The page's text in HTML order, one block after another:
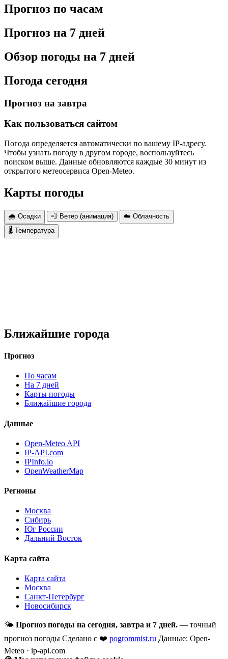
Прогноз по часам
Прогноз на 7 дней
Обзор погоды на 7 дней
Погода сегодня
Прогноз на завтра
Как пользоваться сайтом
Погода определяется автоматически по вашему IP-адресу.
Чтобы узнать погоду в другом городе, воспользуйтесь
поиском выше. Данные обновляются каждые 30 минут из
открытого метеосервиса Open-Meteo.
Карты погоды
🌧 Осадки 💨 Ветер (анимация)
☁️ Облачность
🌡 Температура
Ближайшие города
Прогноз
По часам
На 7 дней
Карты погоды
Ближайшие города
Данные
Open-Meteo API
IP-API.com
IPInfo.io
OpenWeatherMap
Регионы
Москва
Сибирь
Юг России
Дальний Восток
Карта сайта
Карта сайта
Москва
Санкт-Петербург
Новосибирск
🌤 Прогноз погоды на сегодня, завтра и 7 дней. — точный
прогноз погоды Сделано с ❤️ pogrommist.ru Данные: Open-
Meteo · ip-api.com